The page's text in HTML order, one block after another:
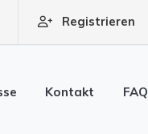
Registrieren
Kontakt FAQ